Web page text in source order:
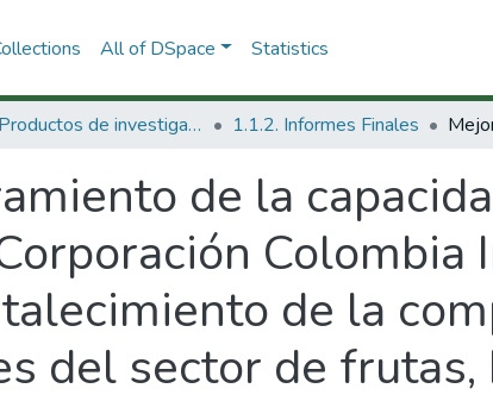
All of DSpace Statistics
1.1 Productos de investigación 1.1.2. Informes Finales
de la
Colombia
de la
del sector de